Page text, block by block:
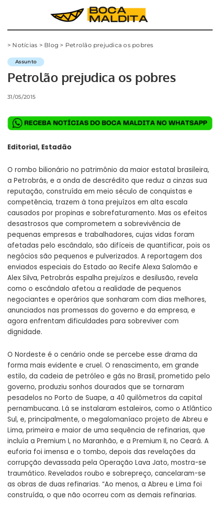
> Notícias > Blog > Petrolão prejudica os pobres
Assunto
Petrolão prejudica os pobres
31/05/2015
Editorial, Estadão
O rombo bilionário no patrimônio da maior estatal brasileira,
a Petrobrás, e a onda de descrédito que reduz a cinzas sua
reputação, construída em meio século de conquistas e
competência, trazem à tona prejuízos em alta escala
causados por propinas e sobrefaturamento. Mas os efeitos
desastrosos que comprometem a sobrevivência de
pequenas empresas e trabalhadores, cujas vidas foram
afetadas pelo escândalo, são difíceis de quantificar, pois os
negócios são pequenos e pulverizados. A reportagem dos
enviados especiais do Estado ao Recife Alexa Salomão e
Alex Silva, Petrobrás espalha prejuízos e desilusão, revela
como o escândalo afetou a realidade de pequenos
negociantes e operários que sonharam com dias melhores,
anunciados nas promessas do governo e da empresa, e
agora enfrentam dificuldades para sobreviver com
dignidade.
O Nordeste é o cenário onde se percebe esse drama da
forma mais evidente e cruel. O renascimento, em grande
estilo, da cadeia de petróleo e gás no Brasil, prometido pelo
governo, produziu sonhos dourados que se tornaram
pesadelos no Porto de Suape, a 40 quilômetros da capital
pernambucana. Lá se instalaram estaleiros, como o Atlântico
Sul, e, principalmente, o megalomaníaco projeto de Abreu e
Lima, primeira e maior de uma sequência de refinarias, que
incluía a Premium I, no Maranhão, e a Premium II, no Ceará. A
euforia foi imensa e o tombo, depois das revelações da
corrupção devassada pela Operação Lava Jato, mostra-­se
traumático. Revelados roubo e sobrepreço, cancelaram­-se
as obras de duas refinarias. “Ao menos, a Abreu e Lima foi
construída, o que não ocorreu com as demais refinarias.